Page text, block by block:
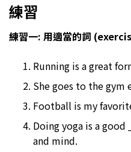
練習
練習一: 用適當的詞
Running is a great
She goes to the gym
Football is my
Doing yoga is a
and mind.